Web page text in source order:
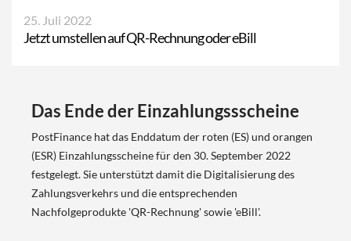
25. Juli 2022
Jetzt umstellen auf QR-Rechnung oder eBill
Das Ende der Einzahlungssscheine
PostFinance hat das Enddatum der roten (ES) und orangen
(ESR) Einzahlungsscheine für den 30. September 2022
festgelegt. Sie unterstützt damit die Digitalisierung des
Zahlungsverkehrs und die entsprechenden
Nachfolgeprodukte 'QR-Rechnung' sowie 'eBill'.